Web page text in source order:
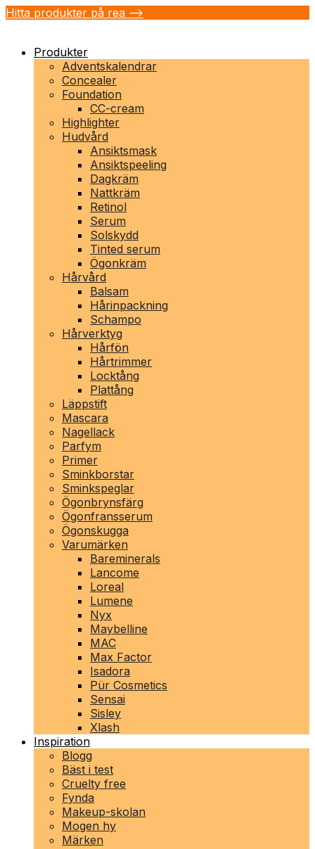
Hitta produkter på rea -->
Produkter
Adventskalendrar
Concealer
Foundation
CC-cream
Highlighter
Hudvård
Ansiktsmask
Ansiktspeeling
Dagkräm
Nattkräm
Retinol
Serum
Solskydd
Tinted serum
Ögonkräm
Hårvård
Balsam
Hårinpackning
Schampo
Hårverktyg
Hårfön
Hårtrimmer
Locktång
Plattång
Läppstift
Mascara
Nagellack
Parfym
Primer
Sminkborstar
Sminkspeglar
Ögonbrynsfärg
Ögonfransserum
Ögonskugga
Varumärken
Bareminerals
Lancome
Loreal
Lumene
Nyx
Maybelline
MAC
Max Factor
Isadora
Pür Cosmetics
Sensai
Sisley
Xlash
Inspiration
Blogg
Bäst i test
Cruelty free
Fynda
Makeup-skolan
Mogen hy
Märken